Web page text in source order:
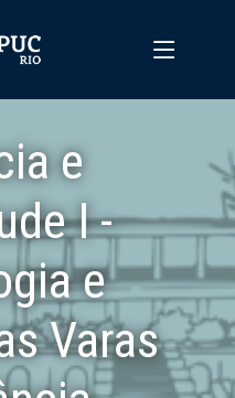
e
I -
e
Varas